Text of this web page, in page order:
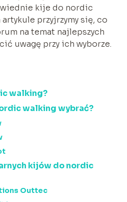
kije do nordic
przyjrzymy się, co
na temat najlepszych
uwagę przy ich wyborze.
walking?
walking wybrać?
kijów do nordic
Outtec